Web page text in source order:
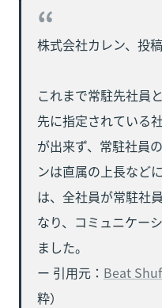
株式会社カレン、投
これまで常駐先社員
先に指定されている
が出来ず、常駐社員
ンは直属の上長など
は、全社員が常駐社
なり、コミュニケー
ました。
ー 引用元： Beat
粋）